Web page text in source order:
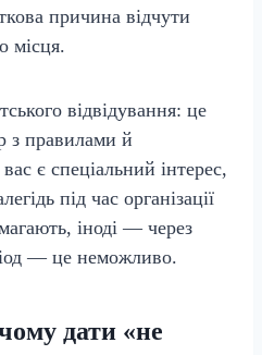
причина відчути
місця.
відвідування: це
з правилами й
є спеціальний інтерес,
під час організації
іноді — через
— це неможливо.
дати «не